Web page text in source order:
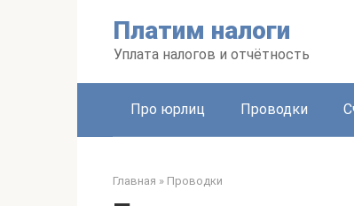
Платим налоги
Уплата налогов и отчётность
Про юрлиц Проводки
Главная » Проводки